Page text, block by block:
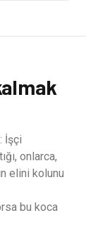
İşçi
onlarca,
elini kolunu
bu koca